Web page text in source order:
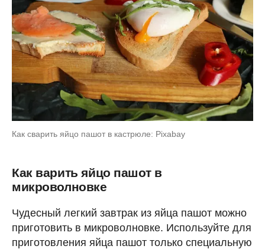
Как сварить яйцо пашот в кастрюле: Pixabay
Как варить яйцо пашот в
микроволновке
Чудесный легкий завтрак из яйца пашот можно
приготовить в микроволновке. Используйте для
приготовления яйца пашот только специальную